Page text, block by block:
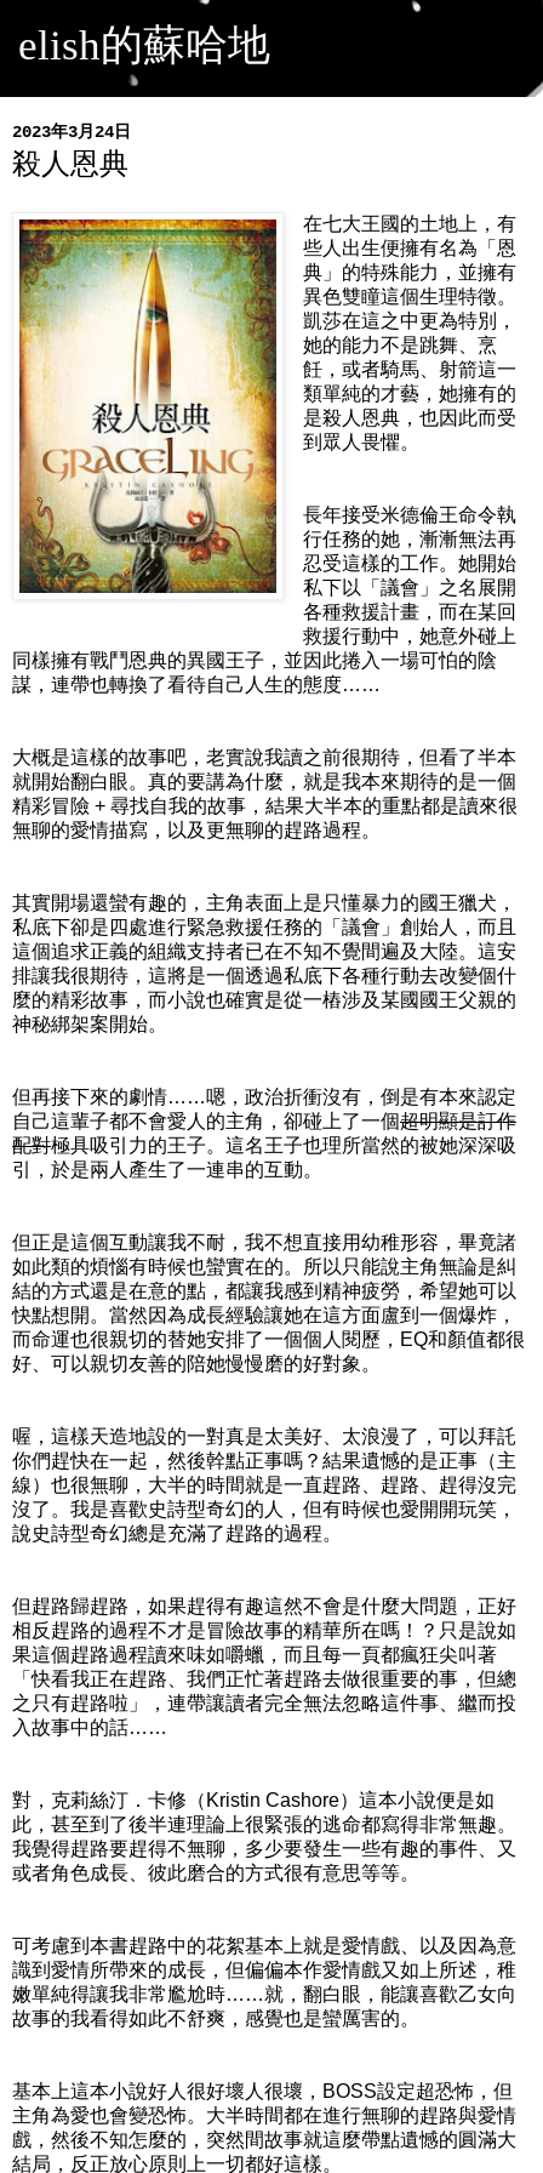
elish的蘇哈地
2023年3月24日
殺人恩典
在七大王國的土地上，有
些人出生便擁有名為「恩
典」的特殊能力，並擁有
異色雙瞳這個生理特徵。
凱莎在這之中更為特別，
她的能力不是跳舞、烹
飪，或者騎馬、射箭這一
類單純的才藝，她擁有的
是殺人恩典，也因此而受
到眾人畏懼。
長年接受米德倫王命令執
行任務的她，漸漸無法再
忍受這樣的工作。她開始
私下以「議會」之名展開
各種救援計畫，而在某回
救援行動中，她意外碰上
同樣擁有戰鬥恩典的異國王子，並因此捲入一場可怕的陰
謀，連帶也轉換了看待自己人生的態度……
大概是這樣的故事吧，老實說我讀之前很期待，但看了半本
就開始翻白眼。真的要講為什麼，就是我本來期待的是一個
精彩冒險 + 尋找自我的故事，結果大半本的重點都是讀來很
無聊的愛情描寫，以及更無聊的趕路過程。
其實開場還蠻有趣的，主角表面上是只懂暴力的國王獵犬，
私底下卻是四處進行緊急救援任務的「議會」創始人，而且
這個追求正義的組織支持者已在不知不覺間遍及大陸。這安
排讓我很期待，這將是一個透過私底下各種行動去改變個什
麼的精彩故事，而小說也確實是從一樁涉及某國國王父親的
神秘綁架案開始。
但再接下來的劇情……嗯，政治折衝沒有，倒是有本來認定
自己這輩子都不會愛人的主角，卻碰上了一個超明顯是訂作
配對極具吸引力的王子。這名王子也理所當然的被她深深吸
引，於是兩人產生了一連串的互動。
但正是這個互動讓我不耐，我不想直接用幼稚形容，畢竟諸
如此類的煩惱有時候也蠻實在的。所以只能說主角無論是糾
結的方式還是在意的點，都讓我感到精神疲勞，希望她可以
快點想開。當然因為成長經驗讓她在這方面盧到一個爆炸，
而命運也很親切的替她安排了一個個人閱歷，EQ和顏值都很
好、可以親切友善的陪她慢慢磨的好對象。
喔，這樣天造地設的一對真是太美好、太浪漫了，可以拜託
你們趕快在一起，然後幹點正事嗎？結果遺憾的是正事（主
線）也很無聊，大半的時間就是一直趕路、趕路、趕得沒完
沒了。我是喜歡史詩型奇幻的人，但有時候也愛開開玩笑，
說史詩型奇幻總是充滿了趕路的過程。
但趕路歸趕路，如果趕得有趣這然不會是什麼大問題，正好
相反趕路的過程不才是冒險故事的精華所在嗎！？只是說如
果這個趕路過程讀來味如嚼蠟，而且每一頁都瘋狂尖叫著
「快看我正在趕路、我們正忙著趕路去做很重要的事，但總
之只有趕路啦」，連帶讓讀者完全無法忽略這件事、繼而投
入故事中的話……
對，克莉絲汀．卡修（Kristin Cashore）這本小說便是如
此，甚至到了後半連理論上很緊張的逃命都寫得非常無趣。
我覺得趕路要趕得不無聊，多少要發生一些有趣的事件、又
或者角色成長、彼此磨合的方式很有意思等等。
可考慮到本書趕路中的花絮基本上就是愛情戲、以及因為意
識到愛情所帶來的成長，但偏偏本作愛情戲又如上所述，稚
嫩單純得讓我非常尷尬時……就，翻白眼，能讓喜歡乙女向
故事的我看得如此不舒爽，感覺也是蠻厲害的。
基本上這本小說好人很好壞人很壞，BOSS設定超恐怖，但
主角為愛也會變恐怖。大半時間都在進行無聊的趕路與愛情
戲，然後不知怎麼的，突然間故事就這麼帶點遺憾的圓滿大
結局，反正放心原則上一切都好這樣。